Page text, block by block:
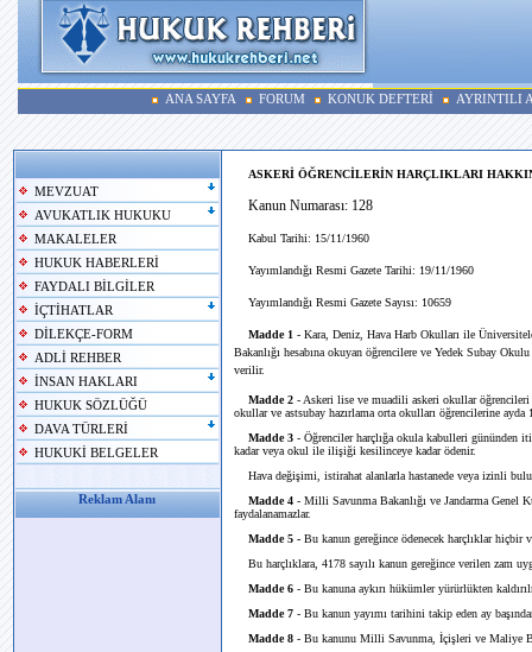
ANA SAYFA FORUM KONUK DEFTERİ AYRINTILI
MEVZUAT
AVUKATLIK HUKUKU
MAKALELER
HUKUK HABERLERİ
FAYDALI BİLGİLER
İÇTİHATLAR
DİLEKÇE-FORM
ADLİ REHBER
İNSAN HAKLARI
HUKUK SÖZLÜĞÜ
DAVA TÜRLERİ
HUKUKİ BELGELER
Reklam Alanı
ASKERİ ÖĞRENCİLERİN HARÇLIKLARI
Kanun Numarası: 128
Kabul Tarihi: 15/11/1960
Yayımlandığı Resmi Gazete Tarihi: 19/11/1960
Yayımlandığı Resmi Gazete Sayısı: 10659
Madde 1 - Kara, Deniz, Hava Harb Okulları ile
Bakanlığı hesabına okuyan öğrencilere ve Yedek Subay
verilir.
Madde 2 - Askeri lise ve muadili askeri okullar
okullar ve astsubay hazırlama orta okulları öğrencilerine
Madde 3 - Öğrenciler harçlığa okula kabulleri gününden
kadar veya okul ile ilişiği kesilinceye kadar ödenir.
Hava değişimi, istirahat alanlarla hastanede veya izinli
Madde 4 - Milli Savunma Bakanlığı ve Jandarma Genel
faydalanamazlar.
Madde 5 - Bu kanun gereğince ödenecek harçlıklar
Bu harçlıklara, 4178 sayılı kanun gereğince verilen zam
Madde 6 - Bu kanuna aykırı hükümler yürürlükten
Madde 7 - Bu kanun yayımı tarihini takip eden ay
Madde 8 - Bu kanunu Milli Savunma, İçişleri ve Maliye